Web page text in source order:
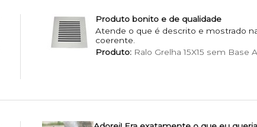
Produto bonito e de qualidade
Atende o que é descrito e mostrado
coerente.
Produto:Ralo Grelha 15X15 sem Base